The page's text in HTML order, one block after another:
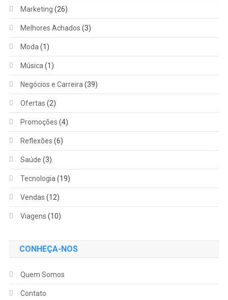
Marketing (26)
Melhores Achados (3)
Moda(1)
Música(1)
Negócios e Carreira(39)
Ofertas (2)
Promoções (4)
Reflexões (6)
Saúde (3)
Tecnologia(19)
Vendas (12)
Viagens (10)
CONHEÇA-NOS
Quem Somos
Contato